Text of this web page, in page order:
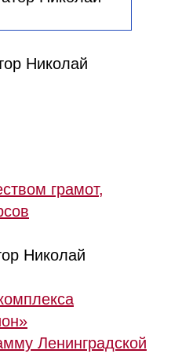
Николай
грамот,
Николай
Ленинградской